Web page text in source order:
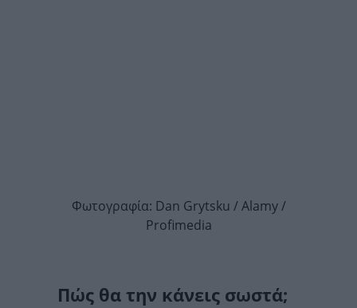
Φωτογραφία: Dan Grytsku / Alamy /
Profimedia
Πώς θα την κάνεις σωστά;